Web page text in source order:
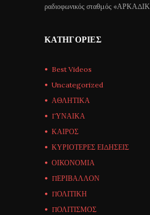
ραδιοφωνικός σταθμός
ΚΑΤΗΓΟΡΊΕΣ
Best Videos
Uncategorized
ΑΘΛΗΤΙΚΑ
ΓΥΝΑΙΚΑ
ΚΑΙΡΟΣ
ΚΥΡΙΟΤΕΡΕΣ ΕΙΔΗΣΕΙΣ
ΟΙΚΟΝΟΜΙΑ
ΠΕΡΙΒΑΛΛΟΝ
ΠΟΛΙΤΙΚΗ
ΠΟΛΙΤΙΣΜΟΣ